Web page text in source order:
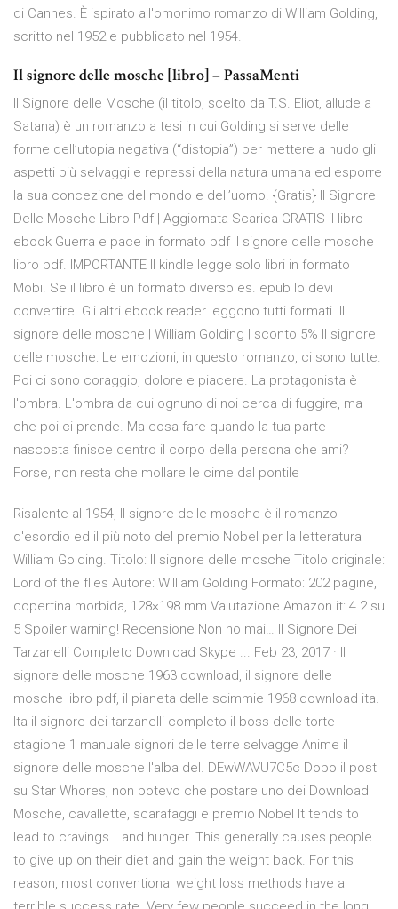
di Cannes. È ispirato all'omonimo romanzo di William Golding,
scritto nel 1952 e pubblicato nel 1954.
Il signore delle mosche [libro] – PassaMenti
Il Signore delle Mosche (il titolo, scelto da T.S. Eliot, allude a
Satana) è un romanzo a tesi in cui Golding si serve delle
forme dell’utopia negativa (“distopia”) per mettere a nudo gli
aspetti più selvaggi e repressi della natura umana ed esporre
la sua concezione del mondo e dell’uomo. {Gratis} Il Signore
Delle Mosche Libro Pdf | Aggiornata Scarica GRATIS il libro
ebook Guerra e pace in formato pdf Il signore delle mosche
libro pdf. IMPORTANTE Il kindle legge solo libri in formato
Mobi. Se il libro è un formato diverso es. epub lo devi
convertire. Gli altri ebook reader leggono tutti formati. Il
signore delle mosche | William Golding | sconto 5% Il signore
delle mosche: Le emozioni, in questo romanzo, ci sono tutte.
Poi ci sono coraggio, dolore e piacere. La protagonista è
l'ombra. L'ombra da cui ognuno di noi cerca di fuggire, ma
che poi ci prende. Ma cosa fare quando la tua parte
nascosta finisce dentro il corpo della persona che ami?
Forse, non resta che mollare le cime dal pontile
Risalente al 1954, Il signore delle mosche è il romanzo
d'esordio ed il più noto del premio Nobel per la letteratura
William Golding. Titolo: Il signore delle mosche Titolo originale:
Lord of the flies Autore: William Golding Formato: 202 pagine,
copertina morbida, 128×198 mm Valutazione Amazon.it: 4.2 su
5 Spoiler warning! Recensione Non ho mai… Il Signore Dei
Tarzanelli Completo Download Skype ... Feb 23, 2017 · Il
signore delle mosche 1963 download, il signore delle
mosche libro pdf, il pianeta delle scimmie 1968 download ita.
Ita il signore dei tarzanelli completo il boss delle torte
stagione 1 manuale signori delle terre selvagge Anime il
signore delle mosche l'alba del. DEwWAVU7C5c Dopo il post
su Star Whores, non potevo che postare uno dei Download
Mosche, cavallette, scarafaggi e premio Nobel It tends to
lead to cravings… and hunger. This generally causes people
to give up on their diet and gain the weight back. For this
reason, most conventional weight loss methods have a